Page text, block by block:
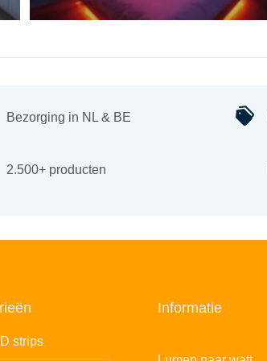
Bezorging in NL & BE
2.500+ producten
strips
Informatie